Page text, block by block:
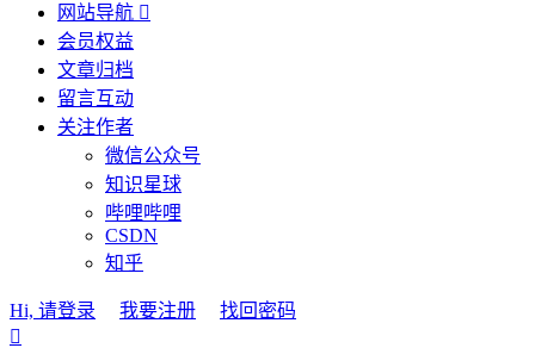
网站导航 
会员权益
文章归档
留言互动
关注作者
微信公众号
知识星球
哔哩哔哩
CSDN
知乎
Hi, 请登录 我要注册
找回密码
